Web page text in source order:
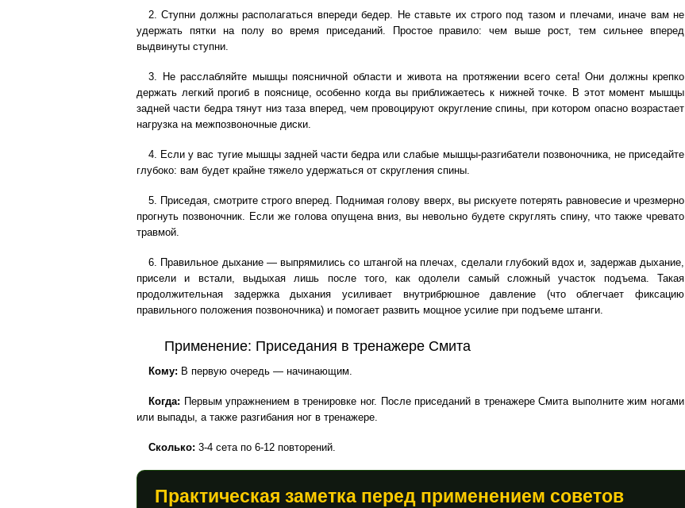
2. Ступни должны располагаться впереди бедер. Не ставьте их строго под тазом и плечами, иначе вам не
удержать пятки на полу во время приседаний. Простое правило: чем выше рост, тем сильнее вперед
выдвинуты ступни.
3. Не расслабляйте мышцы поясничной области и живота на протяжении всего сета! Они должны крепко
держать легкий прогиб в пояснице, особенно когда вы приближаетесь к нижней точке. В этот момент мышцы
задней части бедра тянут низ таза вперед, чем провоцируют округление спины, при котором опасно возрастает
нагрузка на межпозвоночные диски.
4. Если у вас тугие мышцы задней части бедра или слабые мышцы-разгибатели позвоночника, не приседайте
глубоко: вам будет крайне тяжело удержаться от скругления спины.
5. Приседая, смотрите строго вперед. Поднимая голову вверх, вы рискуете потерять равновесие и чрезмерно
прогнуть позвоночник. Если же голова опущена вниз, вы невольно будете скруглять спину, что также чревато
травмой.
6. Правильное дыхание — выпрямились со штангой на плечах, сделали глубокий вдох и, задержав дыхание,
присели и встали, выдыхая лишь после того, как одолели самый сложный участок подъема. Такая
продолжительная задержка дыхания усиливает внутрибрюшное давление (что облегчает фиксацию
правильного положения позвоночника) и помогает развить мощное усилие при подъеме штанги.
Применение: Приседания в тренажере Смита
Кому: В первую очередь — начинающим.
Когда: Первым упражнением в тренировке ног. После приседаний в тренажере Смита выполните жим ногами
или выпады, а также разгибания ног в тренажере.
Сколько: 3-4 сета по 6-12 повторений.
Практическая заметка перед применением советов